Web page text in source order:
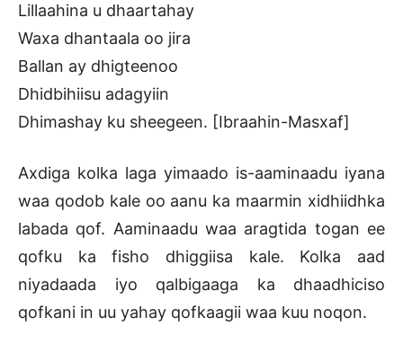
Lillaahina u dhaartahay
Waxa dhantaala oo jira
Ballan ay dhigteenoo
Dhidbihiisu adagyiin
Dhimashay ku sheegeen. [Ibraahin-Masxaf]
Axdiga kolka laga yimaado is-aaminaadu iyana
waa qodob kale oo aanu ka maarmin xidhiidhka
labada qof. Aaminaadu waa aragtida togan ee
qofku ka fisho dhiggiisa kale. Kolka aad
niyadaada iyo qalbigaaga ka dhaadhiciso
qofkani in uu yahay qofkaagii waa kuu noqon.